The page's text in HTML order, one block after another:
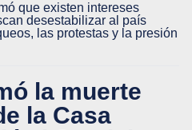
que existen intereses
desestabilizar al país
las protestas y la presión
la muerte
la Casa